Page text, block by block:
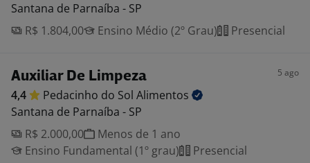
Santana de Parnaíba - SP
R$ 1.804,00
Ensino Médio (2º Grau) Presencial
Auxiliar De Limpeza 5 ago
4,4 Pedacinho do Sol Alimentos
Santana de Parnaíba - SP
R$ 2.000,00
Menos de 1 ano
Ensino Fundamental (1º grau)
Presencial